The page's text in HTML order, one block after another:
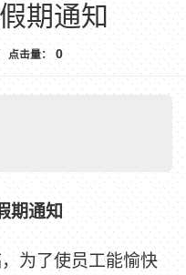
期通知
点击量： 0
期通知
为了使员工能愉快